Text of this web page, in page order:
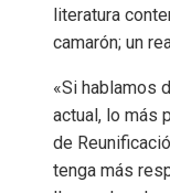
literatura
camarón; un
«Si hablamos
actual, lo más
de
tenga más